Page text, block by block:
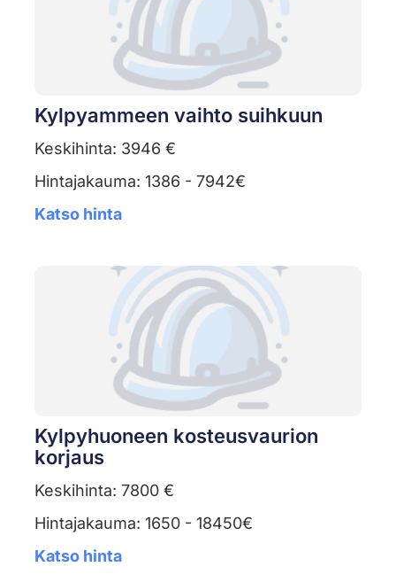
Kylpyammeen vaihto suihkuun
Keskihinta: 3946 €
Hintajakauma: 1386 - 7942€
Katso hinta
Kylpyhuoneen kosteusvaurion
korjaus
Keskihinta: 7800 €
Hintajakauma: 1650 - 18450€
Katso hinta